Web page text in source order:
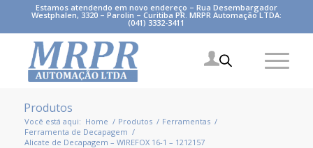
Estamos atendendo em novo endereço – Rua Desembargador
Westphalen, 3320 – Parolin – Curitiba PR. MRPR Automação LTDA:
(041) 3332-3411
Produtos
Você está aqui: Home / Produtos / Ferramentas /
Ferramenta de Decapagem /
Alicate de Decapagem – WIREFOX 16-1 – 1212157